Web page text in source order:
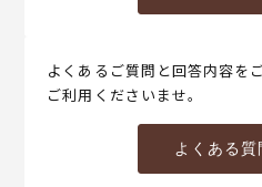
よくあるご質問と回答内容を
ご利用くださいませ。
よくある質